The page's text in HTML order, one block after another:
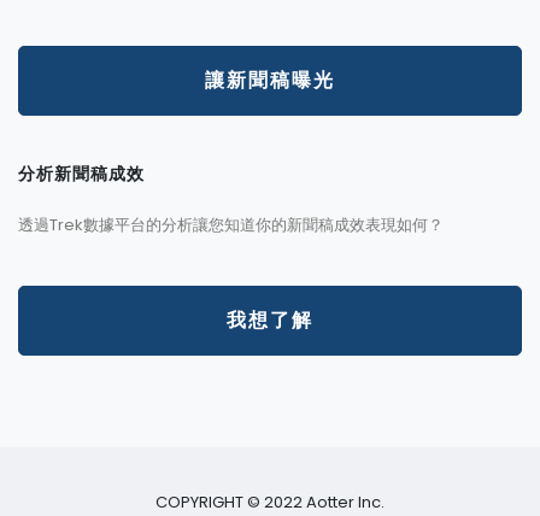
讓新聞稿曝光
分析新聞稿成效
透過Trek數據平台的分析讓您知道你的新聞稿成效表現如何？
我想了解
COPYRIGHT © 2022 Aotter Inc.